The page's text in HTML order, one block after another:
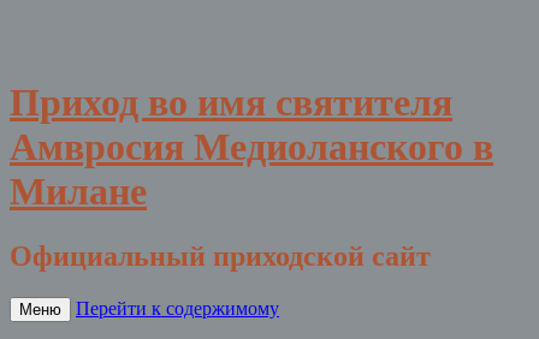
Приход во имя святителя
Амвросия Медиоланского в
Милане
Официальный приходской сайт
Меню Перейти к содержимому